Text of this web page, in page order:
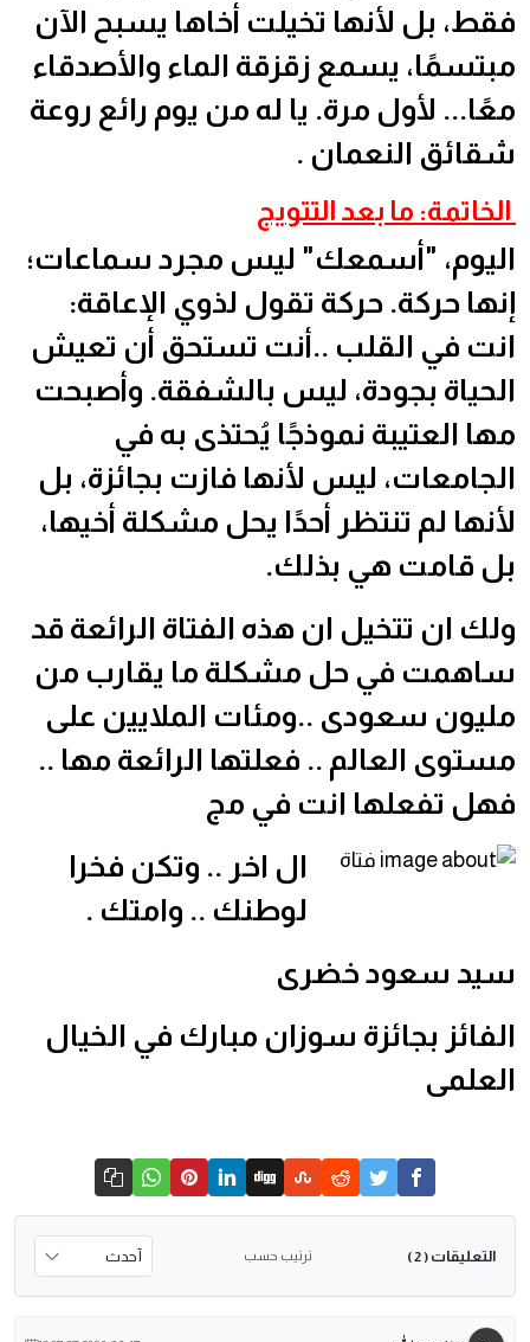
فقط، بل لأنها تخيلت أخاها يسبح الآن
مبتسمًا، يسمع زقزقة الماء والأصدقاء
معًا... لأول مرة. يا له من يوم رائع روعة
شقائق النعمان .
الخاتمة: ما بعد التتويج
اليوم، "أسمعك" ليس مجرد سماعات؛
إنها حركة. حركة تقول لذوي الإعاقة:
انت في القلب ..أنت تستحق أن تعيش
الحياة بجودة، ليس بالشفقة. وأصبحت
مها العتيبة نموذجًا يُحتذى به في
الجامعات، ليس لأنها فازت بجائزة، بل
لأنها لم تنتظر أحدًا يحل مشكلة أخيها،
بل قامت هي بذلك.
ولك ان تتخيل ان هذه الفتاة الرائعة قد
ساهمت في حل مشكلة ما يقارب من
مليون سعودى ..ومئات الملايين على
مستوى العالم .. فعلتها الرائعة مها ..
فهل تفعلها انت في مج
ال اخر .. وتكن فخرا
لوطنك .. وامتك .
سيد سعود خضرى
الفائز بجائزة سوزان مبارك في الخيال
العلمى
التعليقات ( 2 ) ترتيب حسب